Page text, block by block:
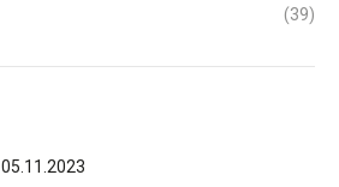
(39)
05.11.2023